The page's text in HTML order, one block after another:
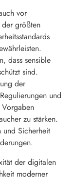
vor
der größten
dass sensible
sind.
der
und
zu stärken.
und Sicherheit
der digitalen
moderner